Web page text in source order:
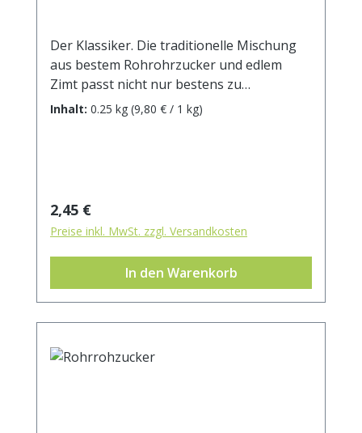
Der Klassiker. Die traditionelle Mischung
aus bestem Rohrohrzucker und edlem
Zimt passt nicht nur bestens zu
Mehlspeisen aller Art. Ihrer Phantasie sind
Fettsäuren 0 g Kohlenhydrate 97 g davon:
- Zucker 96 g Ballaststoffe 0 g Eiweiß 0 g
Salz 0 g
Inhalt: 0.25 kg (9,80 € / 1 kg)
Regulärer Preis:
2,45 €
Preise inkl. MwSt. zzgl. Versandkosten
In den Warenkorb